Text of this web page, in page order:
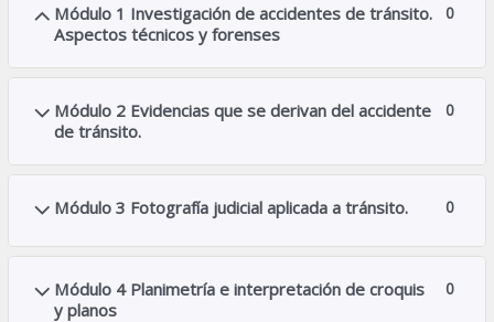
Módulo 1 Investigación de accidentes de tránsito.
Aspectos técnicos y forenses
0
Módulo 2 Evidencias que se derivan del accidente
de tránsito.
0
Módulo 3 Fotografía judicial aplicada a tránsito. 0
Módulo 4 Planimetría e interpretación de croquis
y planos
0